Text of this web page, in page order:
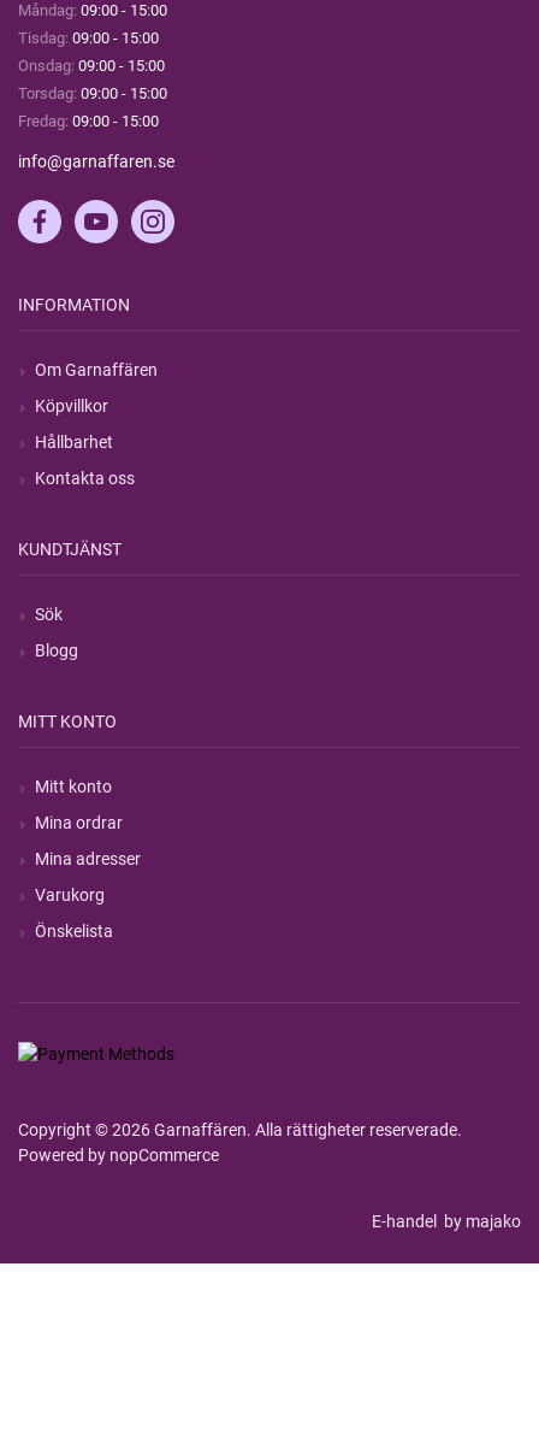
Måndag: 09:00 - 15:00
Tisdag: 09:00 - 15:00
Onsdag: 09:00 - 15:00
Torsdag: 09:00 - 15:00
Fredag: 09:00 - 15:00
info@garnaffaren.se
INFORMATION
Om Garnaffären
Köpvillkor
Hållbarhet
Kontakta oss
KUNDTJÄNST
Sök
Blogg
MITT KONTO
Mitt konto
Mina ordrar
Mina adresser
Varukorg
Önskelista
Copyright © 2026 Garnaffären. Alla rättigheter reserverade.
Powered by nopCommerce
E-handel by majako